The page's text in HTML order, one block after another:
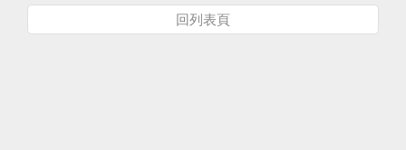
回列表頁